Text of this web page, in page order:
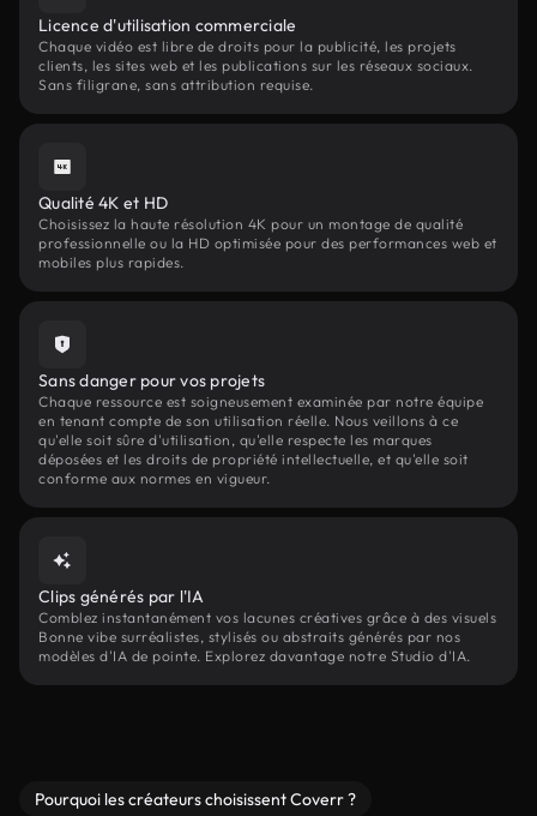
Licence d'utilisation commerciale
Chaque vidéo est libre de droits pour la publicité, les projets
clients, les sites web et les publications sur les réseaux sociaux.
Sans filigrane, sans attribution requise.
Qualité 4K et HD
Choisissez la haute résolution 4K pour un montage de qualité
professionnelle ou la HD optimisée pour des performances web et
mobiles plus rapides.
Sans danger pour vos projets
Chaque ressource est soigneusement examinée par notre équipe
en tenant compte de son utilisation réelle. Nous veillons à ce
qu'elle soit sûre d'utilisation, qu'elle respecte les marques
déposées et les droits de propriété intellectuelle, et qu'elle soit
conforme aux normes en vigueur.
Clips générés par l'IA
Comblez instantanément vos lacunes créatives grâce à des visuels
Bonne vibe surréalistes, stylisés ou abstraits générés par nos
modèles d'IA de pointe. Explorez davantage notre Studio d'IA.
Pourquoi les créateurs choisissent Coverr ?